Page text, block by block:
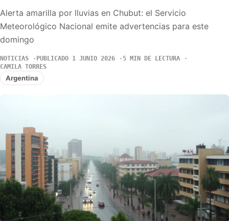
Alerta amarilla por lluvias en Chubut: el Servicio
Meteorológico Nacional emite advertencias para este
domingo
NOTICIAS PUBLICADO 1 JUNIO 2026
5 MIN DE LECTURA
CAMILA TORRES
Argentina